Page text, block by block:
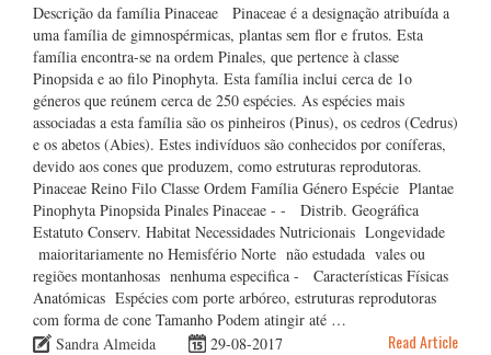
Descrição da família Pinaceae Pinaceae é a designação atribuída a
uma família de gimnospérmicas, plantas sem flor e frutos. Esta
família encontra-se na ordem Pinales, que pertence à classe
Pinopsida e ao filo Pinophyta. Esta família inclui cerca de 1o
géneros que reúnem cerca de 250 espécies. As espécies mais
associadas a esta família são os pinheiros (Pinus), os cedros (Cedrus)
e os abetos (Abies). Estes indivíduos são conhecidos por coníferas,
devido aos cones que produzem, como estruturas reprodutoras.
Pinaceae Reino Filo Classe Ordem Família Género Espécie Plantae
Pinophyta Pinopsida Pinales Pinaceae - - Distrib. Geográfica
Estatuto Conserv. Habitat Necessidades Nutricionais Longevidade
maioritariamente no Hemisfério Norte não estudada vales ou
regiões montanhosas nenhuma especifica - Características Físicas
Anatómicas Espécies com porte arbóreo, estruturas reprodutoras
com forma de cone Tamanho Podem atingir até …
Sandra Almeida
29-08-2017 Read Article